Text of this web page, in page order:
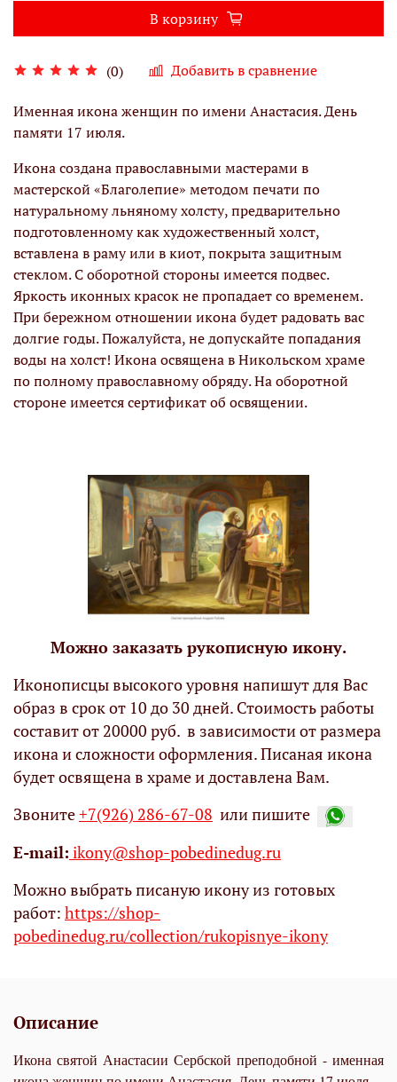
(0) Добавить в сравнение
В корзину
Именная икона женщин по имени Анастасия. День
памяти 17 июля.
Икона создана православными мастерами в
мастерской «Благолепие» методом печати по
натуральному льняному холсту, предварительно
подготовленному как художественный холст,
вставлена в раму или в киот, покрыта защитным
стеклом. С оборотной стороны имеется подвес.
Яркость иконных красок не пропадает со временем.
При бережном отношении икона будет радовать вас
долгие годы. Пожалуйста, не допускайте попадания
воды на холст! Икона освящена в Никольском храме
по полному православному обряду. На оборотной
стороне имеется сертификат об освящении.
Можно заказать рукописную икону.
Иконописцы высокого уровня напишут для Вас
образ в срок от 10 до 30 дней. Стоимость работы
составит от 20000 руб. в зависимости от размера
икона и сложности оформления. Писаная икона
будет освящена в храме и доставлена Вам.
Звоните+7(926) 286-67-08 или пишите
Е-mail: ikony@shop-pobedinedug.ru
Можно выбрать писаную икону из готовых
работ: https://shop-
pobedinedug.ru/collection/rukopisnye-ikony
Описание
Икона святой Анастасии Сербской преподобной - именная